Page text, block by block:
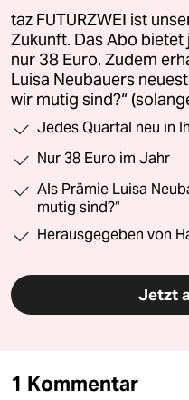
taz FUTURZWEI ist
Zukunft. Das Abo
nur 38 Euro. Zudem
Luisa Neubauers
wir mutig sind?“
Jedes Quartal neu in
Nur 38 Euro im Jahr
Als Prämie Luisa
mutig sind?“
Herausgegeben von
Jetzt
1 Kommentar